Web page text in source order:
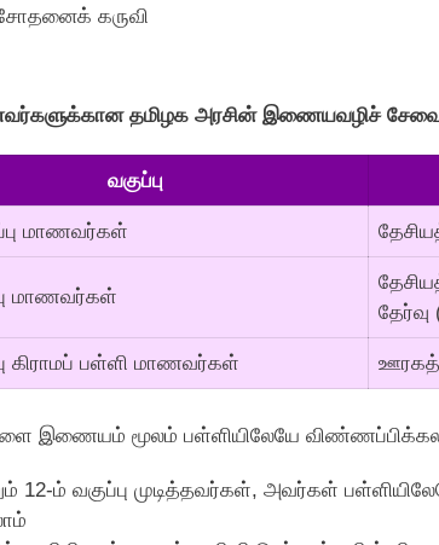
கருவி
தமிழக அரசின் இணையவழிச்
வகுப்பு
மாணவர்கள்
மாணவர்கள்
தேர்வு
கிராமப் பள்ளி மாணவர்கள் ஊரகத்
இணையம் மூலம் பள்ளியிலேயே
12-ம் வகுப்பு முடித்தவர்கள், அவர்கள்